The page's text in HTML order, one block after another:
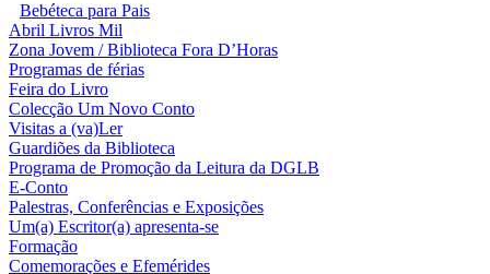
Bebéteca para Pais
Abril Livros Mil
Zona Jovem / Biblioteca Fora D’Horas
Programas de férias
Feira do Livro
Colecção Um Novo Conto
Visitas a (va)Ler
Guardiões da Biblioteca
Programa de Promoção da Leitura da DGLB
E-Conto
Palestras, Conferências e Exposições
Um(a) Escritor(a) apresenta-se
Formação
Comemorações e Efemérides